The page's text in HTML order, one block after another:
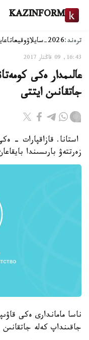
KAZINFORM
ترەند:2026-سايلاۋ وقيعا
16:43, 09 قاڭتار 2017
عالىمدار ەكى
جاتقانىن ايتتى
استانا. قازاقپارات -
زەرتتەۋ بارىسىندا
ناسا ماماندارى ەكى
جاقىنداپ كەلە جاتقانىن